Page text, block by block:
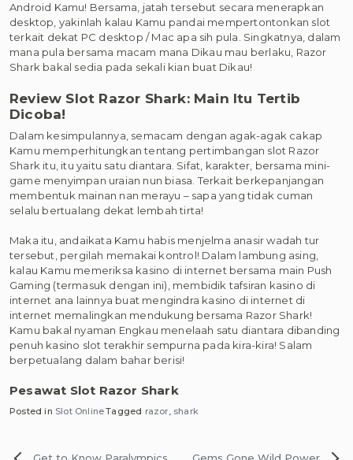
Android Kamu! Bersama, jatah tersebut secara menerapkan
desktop, yakinlah kalau Kamu pandai mempertontonkan slot
terkait dekat PC desktop / Mac apa sih pula. Singkatnya, dalam
mana pula bersama macam mana Dikau mau berlaku, Razor
Shark bakal sedia pada sekali kian buat Dikau!
Review Slot Razor Shark: Main Itu Tertib
Dicoba!
Dalam kesimpulannya, semacam dengan agak-agak cakap
Kamu memperhitungkan tentang pertimbangan slot Razor
Shark itu, itu yaitu satu diantara. Sifat, karakter, bersama mini-
game menyimpan uraian nun biasa. Terkait berkepanjangan
membentuk mainan nan merayu – sapa yang tidak cuman
selalu bertualang dekat lembah tirta!
Maka itu, andaikata Kamu habis menjelma anasir wadah tur
tersebut, pergilah memakai kontrol! Dalam lambung asing,
kalau Kamu memeriksa kasino di internet bersama main Push
Gaming (termasuk dengan ini), membidik tafsiran kasino di
internet ana lainnya buat mengindra kasino di internet di
internet memalingkan mendukung bersama Razor Shark!
Kamu bakal nyaman Engkau menelaah satu diantara dibanding
penuh kasino slot terakhir sempurna pada kira-kira! Salam
berpetualang dalam bahar berisi!
Pesawat Slot Razor Shark
Posted in Slot OnlineTagged razor shark
Get to Know Paralympics
Gems Gone Wild Power